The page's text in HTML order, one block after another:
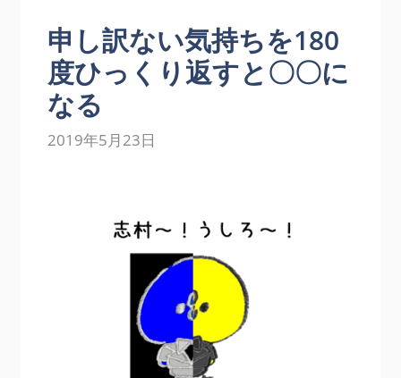
申し訳ない気持ちを180
度ひっくり返すと〇〇に
なる
2019年5月23日